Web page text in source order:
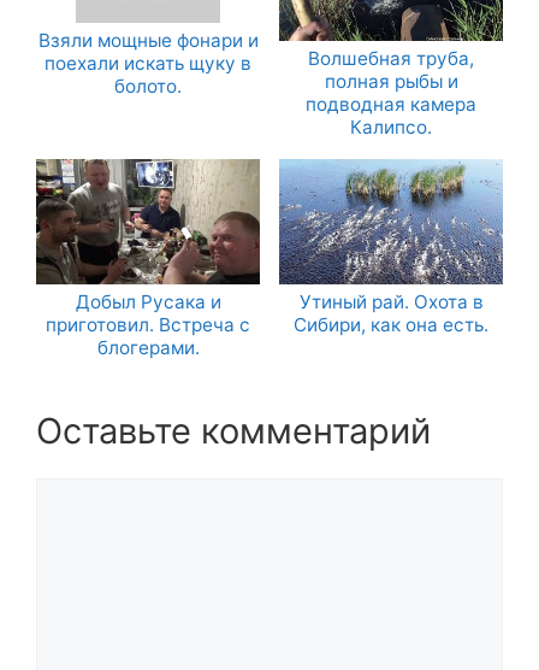
Взяли мощные фонари и
поехали искать щуку в
болото.
Волшебная труба,
полная рыбы и
подводная камера
Калипсо.
Добыл Русака и
приготовил. Встреча с
блогерами.
Утиный рай. Охота в
Сибири, как она есть.
Оставьте комментарий